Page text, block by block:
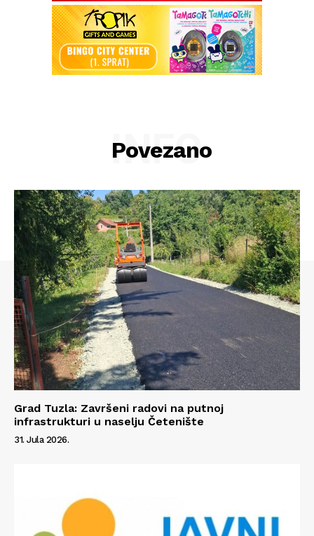
Info
O nama
Impressum
Povezano
INFO
Grad Tuzla: Završeni radovi na putnoj
infrastrukturi u naselju Četenište
31. Jula 2026.